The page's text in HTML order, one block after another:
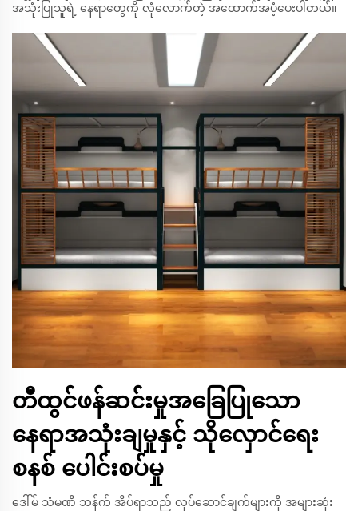
အသုံးပြုသူရဲ့ နေရာတွေကို လုံလောက်တဲ့ အထောက်အပံ့ပေးပါတယ်။
တီထွင်ဖန်ဆင်းမှုအခြေပြုသော
နေရာအသုံးချမှုနှင့် သိုလှောင်ရေး
စနစ် ပေါင်းစပ်မှု
ဒေါ်မ် သံမဏိ ဘန်က် အိပ်ရာသည် လုပ်ဆောင်ချက်များကို အများဆုံး